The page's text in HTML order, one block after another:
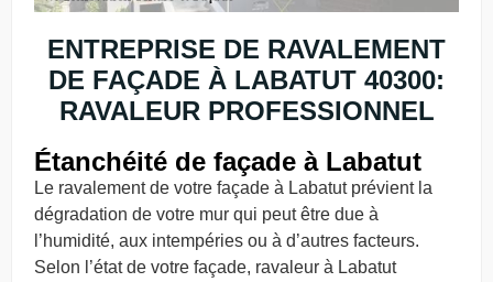
ENTREPRISE DE RAVALEMENT
DE FAÇADE À LABATUT 40300:
RAVALEUR PROFESSIONNEL
Étanchéité de façade à Labatut
Le ravalement de votre façade à Labatut prévient la
dégradation de votre mur qui peut être due à
l’humidité, aux intempéries ou à d’autres facteurs.
Selon l’état de votre façade, ravaleur à Labatut